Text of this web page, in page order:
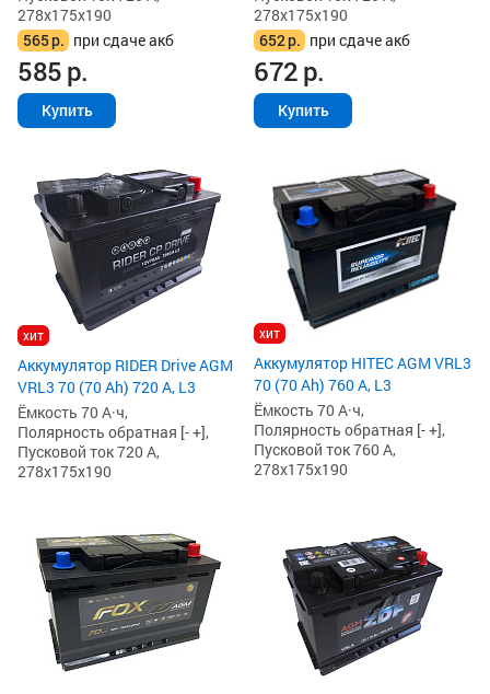
278x175x190
565р. при сдаче акб
585р.
Купить
278x175x190
652р. при сдаче акб
672р.
Купить
хит
Аккумулятор RIDER Drive AGM
VRL3 70 (70 Ah) 720 А, L3
Ёмкость 70 А·ч,
Полярность обратная [- +],
Пусковой ток 720 А,
278x175x190
хит
Аккумулятор HITEC AGM VRL3
70 (70 Ah) 760 А, L3
Ёмкость 70 А·ч,
Полярность обратная [- +],
Пусковой ток 760 А,
278x175x190